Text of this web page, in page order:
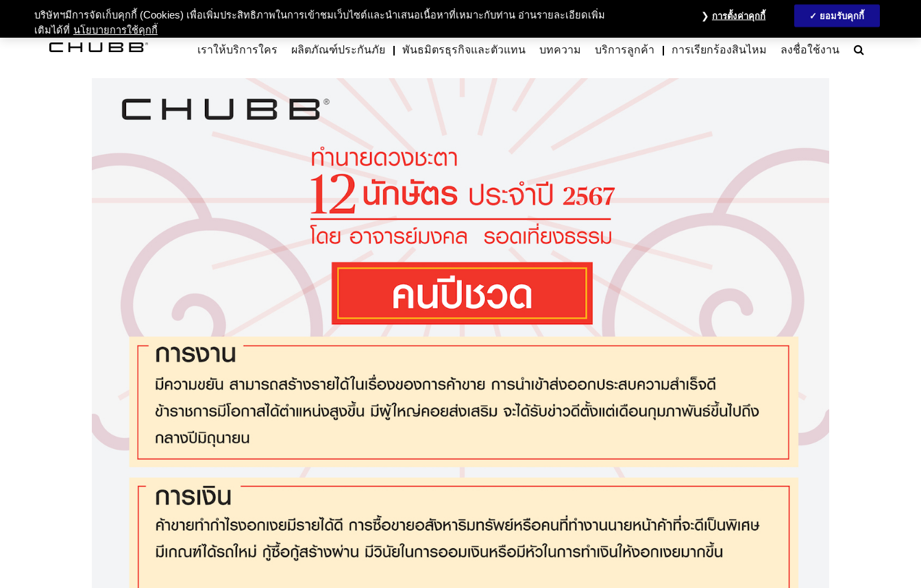
เกี่ยวกับเรา ความรับผิดชอบต่อสังคมและสิ่งแวดล้อม สนใจร่วมงาน ศูนย์สื่อมวลชน MyAccount English
เราให้บริการใคร ผลิตภัณฑ์ประกันภัย พันธมิตรธุรกิจและตัวแทน บทความ บริการลูกค้า การเรียกร้องสินไหม ลงชื่อใช้งาน Search
บริษัทฯมีการจัดเก็บคุกกี้ (Cookies) เพื่อเพิ่มประสิทธิภาพในการเข้าชมเว็บไซต์และนำเสนอเนื้อหาที่เหมาะกับท่าน อ่านรายละเอียดเพิ่ม
เติมได้ที่ นโยบายการใช้คุกกี้
การตั้งค่าคุกกี้ ยอมรับคุกกี้